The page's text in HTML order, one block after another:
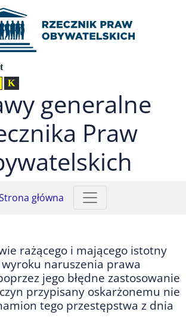
(nacisnij Enter)
Enter)
(nacisnij Enter)
biały tekst na czarnym
Kontrast czarny tekst na żółtym
generalne
Praw
główna
rażącego i mającego istotny
naruszenia prawa
jego błędne zastosowanie
przypisany oskarżonemu nie
tego przestępstwa z dnia